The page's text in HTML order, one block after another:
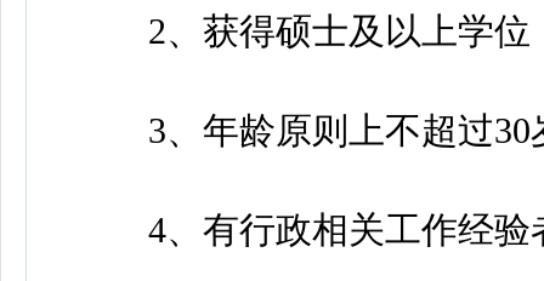
2、获得硕士及以上学位
3、年龄原则上不超过30
4、有行政相关工作经验